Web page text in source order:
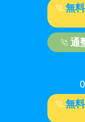
無
通
無